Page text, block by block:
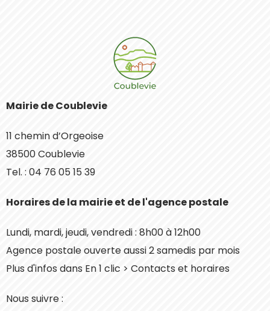
Mairie de Coublevie
11 chemin d’Orgeoise
38500 Coublevie
Tel. : 04 76 05 15 39
Horaires de la mairie et de l'agence postale
Lundi, mardi, jeudi, vendredi : 8h00 à 12h00
Agence postale ouverte aussi 2 samedis par mois
Plus d'infos dans En 1 clic > Contacts et horaires
Nous suivre :